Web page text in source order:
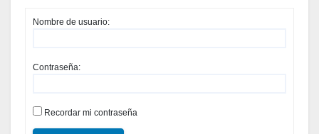
Nombre de usuario:
Contraseña:
Recordar mi contraseña